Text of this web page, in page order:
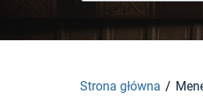
Strona główna